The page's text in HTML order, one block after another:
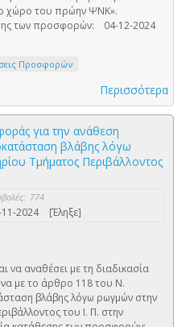
χώρο του πρώην ΨΝΚ».
των προσφορών: 04-12-2024
Προσφορών
Περισσότερα
για την ανάθεση
βλάβης λόγω
Τμήματος Περιβάλλοντος
774
2024 [Έληξε]
να αναθέσει με τη διαδικασία
με το άρθρο 118 του Ν.
βλάβης λόγω ρωγμών στην
του Ι. Π. στην